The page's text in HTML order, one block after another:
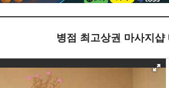
병점 최고상권 마사지샵